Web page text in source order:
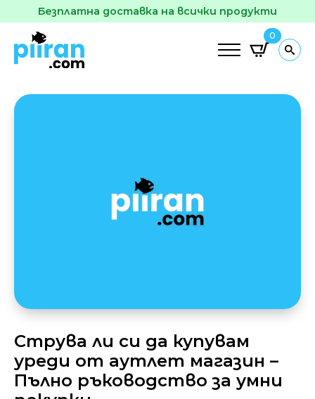
Безплатна доставка на всички продукти
0
Струва ли си да купувам
уреди от аутлет магазин –
Пълно ръководство за умни